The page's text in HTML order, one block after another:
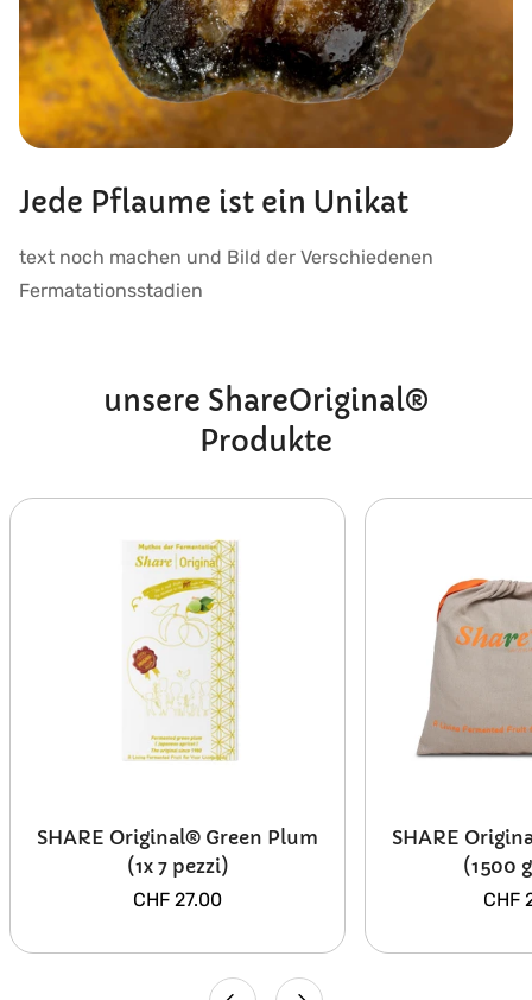
Jede Pflaume ist ein Unikat
text noch machen und Bild der Verschiedenen
Fermatationsstadien
unsere ShareOriginal®
Produkte
SHARE Original® Green Plum
(1x 7 pezzi)
Prezzo
CHF 27.00
SHARE
(1500
CHF